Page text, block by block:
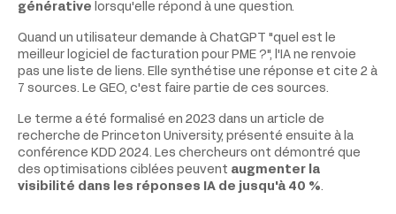
générative lorsqu'elle répond à une question.
Quand un utilisateur demande à ChatGPT "quel est le
meilleur logiciel de facturation pour PME ?", l'IA ne renvoie
pas une liste de liens. Elle synthétise une réponse et cite 2 à
7 sources. Le GEO, c'est faire partie de ces sources.
Le terme a été formalisé en 2023 dans un article de
recherche de Princeton University, présenté ensuite à la
conférence KDD 2024. Les chercheurs ont démontré que
des optimisations ciblées peuvent augmenter la
visibilité dans les réponses IA de jusqu'à 40 %.